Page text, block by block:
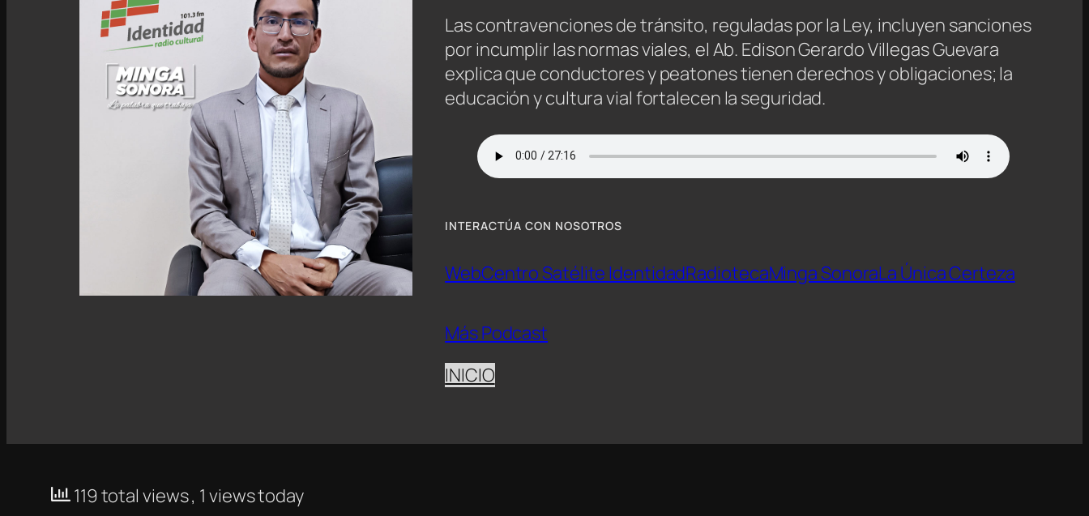
Las contravenciones de tránsito, reguladas por la Ley, incluyen sanciones
por incumplir las normas viales, el Ab. Edison Gerardo Villegas Guevara
explica que conductores y peatones tienen derechos y obligaciones; la
educación y cultura vial fortalecen la seguridad.
INTERACTÚA CON NOSOTROS
WebCentro Satélite IdentidadRadiotecaMinga SonoraLa Única Certeza
Más Podcast
INICIO
119 total views, 1 views today